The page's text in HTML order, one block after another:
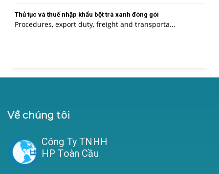
Thủ tục và thuế nhập khẩu bột trà xanh đóng gói
Procedures, export duty, freight and transporta...
Về chúng tôi
Công Ty TNHH
HP Toàn Cầu